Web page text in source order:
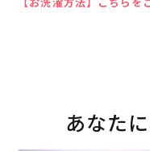
あなた